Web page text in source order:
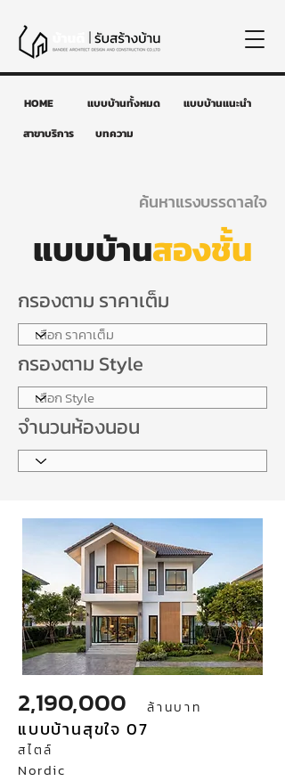
HOME แบบบ้านทั้งหมด
แบบบ้านแนะนำ
สาขาบริการ
บทความ
ค้นหาแรงบรรดาลใจ
แบบบ้านสองชั้น
กรองตาม ราคาเต็ม
กรองตาม Style
จำนวนห้องนอน
2,190,000 ล้านบาท
แบบบ้านสุขใจ 07
สไตล์
Nordic